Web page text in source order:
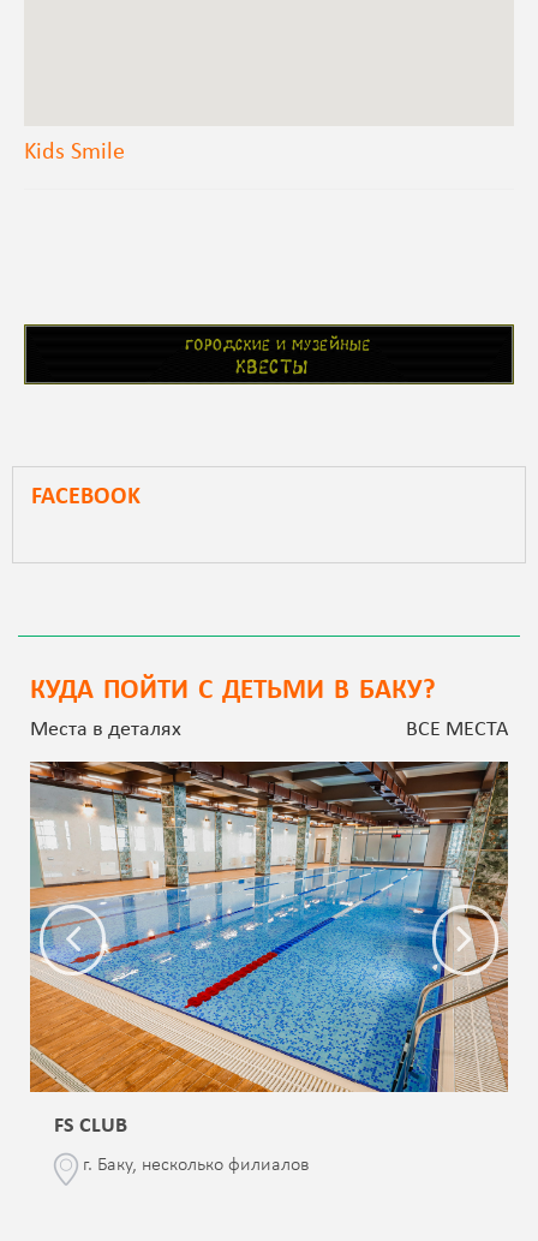
Kids Smile
FACEBOOK
КУДА ПОЙТИ С ДЕТЬМИ В БАКУ?
Места в деталях ВСЕ МЕСТА
FS CLUB
г. Баку, несколько филиалов